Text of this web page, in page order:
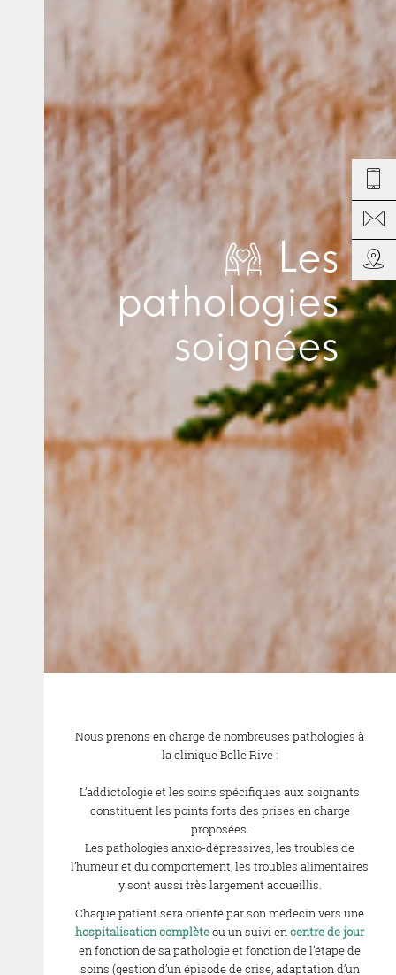
Les
pathologies
soignées
Nous prenons en charge de nombreuses pathologies à
la clinique Belle Rive :
L’addictologie et les soins spécifiques aux soignants
constituent les points forts des prises en charge
proposées.
Les pathologies anxio-dépressives, les troubles de
l’humeur et du comportement, les troubles alimentaires
y sont aussi très largement accueillis.
Chaque patient sera orienté par son médecin vers une
hospitalisation complèteou un suivi encentre de jour
en fonction de sa pathologie et fonction de l’étape de
soins (gestion d’un épisode de crise, adaptation d’un